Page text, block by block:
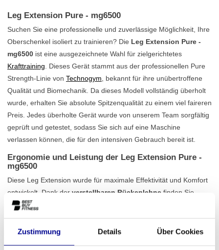
Zustimmung Details Über Cookies
Leg Extension Pure - mg6500
Suchen Sie eine professionelle und zuverlässige Möglichkeit, Ihre
Oberschenkel isoliert zu trainieren? Die Leg Extension Pure -
mg6500 ist eine ausgezeichnete Wahl für zielgerichtetes
Krafttraining . Dieses Gerät stammt aus der professionellen Pure
Strength-Linie von Technogym , bekannt für ihre unübertroffene
Qualität und Biomechanik. Da dieses Modell vollständig überholt
wurde, erhalten Sie absolute Spitzenqualität zu einem viel faireren
Preis. Jedes überholte Gerät wurde von unserem Team sorgfältig
geprüft und getestet, sodass Sie sich auf eine Maschine
verlassen können, die für den intensiven Gebrauch bereit ist.
Ergonomie und Leistung der Leg Extension Pure -
mg6500
Diese Leg Extension wurde für maximale Effektivität und Komfort
entwickelt. Dank der verstellbaren Rückenlehne finden Sie
leicht die richtige Sitzposition, was für eine korrekte Ausführung
und die Vermeidung von Verletzungen unerlässlich ist. Der Plate-
Loaded-Mechanismus gibt Ihnen die Freiheit, den Widerstand